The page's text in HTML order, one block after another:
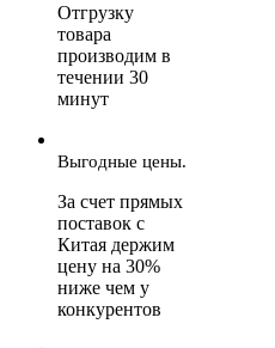
Отгрузку
товара
производим в
течении 30
минут
Выгодные цены.
За счет прямых
поставок с
Китая держим
цену на 30%
ниже чем у
конкурентов